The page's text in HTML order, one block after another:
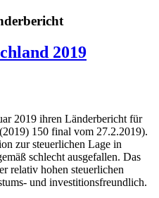
2019
2019 ihren Länderbericht für
150 final vom 27.2.2019).
zur steuerlichen Lage in
schlecht ausgefallen. Das
relativ hohen steuerlichen
und investitionsfreundlich.